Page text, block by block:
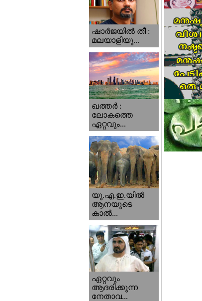
ഷാര്‍ജയില്‍ തീ :
മലയാളിയു...
ഖത്തര്‍ :
ലോകത്തെ
ഏറ്റവും...
യു.എ.ഇ.യില്‍
ആനയുടെ
കാല്‍...
ഏറ്റവും
ആദരിക്കുന്ന
നേതാവ...